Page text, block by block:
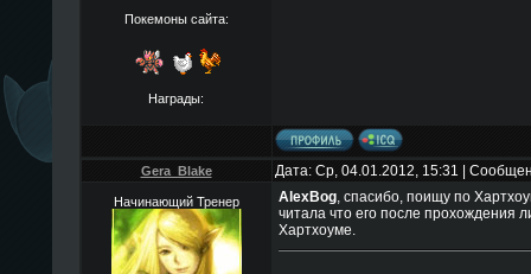
Покемоны сайта:
Награды:
Gera_Blake Дата: Ср, 04.01.2012, 15:31 |
Начинающий Тренер AlexBog, спасибо, поищу по
читала что его после прохождения
Хартхоуме.